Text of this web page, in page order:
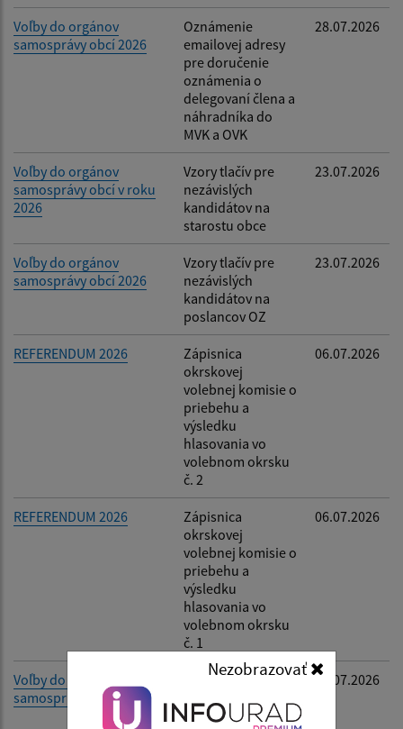
Nezobrazovať
Voľby do orgánov
samosprávy obcí 2026
Oznámenie
emailovej adresy
pre doručenie
oznámenia o
delegovaní člena a
náhradníka do
MVK a OVK
28.07.2026
Voľby do orgánov
samosprávy obcí v roku
2026
Vzory tlačív pre
nezávislých
kandidátov na
starostu obce
23.07.2026
Voľby do orgánov
samosprávy obcí 2026
Vzory tlačív pre
nezávislých
kandidátov na
poslancov OZ
23.07.2026
REFERENDUM 2026
Zápisnica
okrskovej
volebnej komisie o
priebehu a
výsledku
hlasovania vo
volebnom okrsku
č. 2
06.07.2026
REFERENDUM 2026
Zápisnica
okrskovej
volebnej komisie o
priebehu a
výsledku
hlasovania vo
volebnom okrsku
č. 1
06.07.2026
Voľby do orgánov
samosprávy obcí 2026
Oznámenie
funkcie starostu
02.07.2026